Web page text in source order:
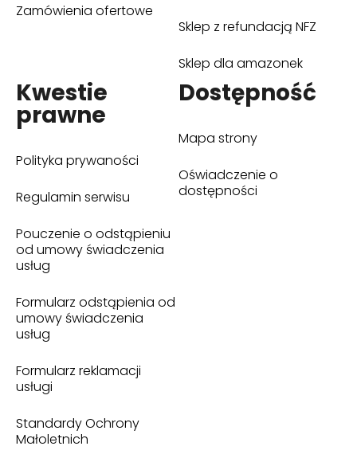
Zamówienia ofertowe
Sklep z refundacją NFZ
(otwiera się w nowym oknie)
Sklep dla amazonek
(otwiera się w nowym oknie)
Kwestie
prawne
Polityka prywaności
Regulamin serwisu
Pouczenie o odstąpieniu
od umowy świadczenia
usług
Formularz odstąpienia od
umowy świadczenia
usług
Formularz reklamacji
usługi
Standardy Ochrony
Małoletnich
Dostępność
Mapa strony
Oświadczenie o
dostępności